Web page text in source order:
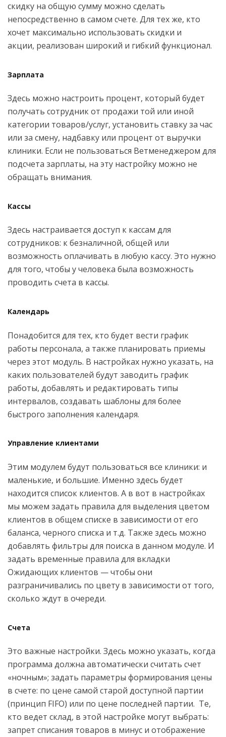
скидку на общую сумму можно сделать
непосредственно в самом счете. Для тех же, кто
хочет максимально использовать скидки и
акции, реализован широкий и гибкий функционал.
Зарплата
Здесь можно настроить процент, который будет
получать сотрудник от продажи той или иной
категории товаров/услуг, установить ставку за час
или за смену, надбавку или процент от выручки
клиники. Если не пользоваться Ветменеджером для
подсчета зарплаты, на эту настройку можно не
обращать внимания.
Кассы
Здесь настраивается доступ к кассам для
сотрудников: к безналичной, общей или
возможность оплачивать в любую кассу. Это нужно
для того, чтобы у человека была возможность
проводить счета в кассы.
Календарь
Понадобится для тех, кто будет вести график
работы персонала, а также планировать приемы
через этот модуль. В настройках нужно указать, на
каких пользователей будут заводить график
работы, добавлять и редактировать типы
интервалов, создавать шаблоны для более
быстрого заполнения календаря.
Управление клиентами
Этим модулем будут пользоваться все клиники: и
маленькие, и большие. Именно здесь будет
находится список клиентов. А в вот в настройках
мы можем задать правила для выделения цветом
клиентов в общем списке в зависимости от его
баланса, черного списка и т.д. Также здесь можно
добавлять фильтры для поиска в данном модуле. И
задать временные правила для вкладки
Ожидающих клиентов — чтобы они
разграничивались по цвету в зависимости от того,
сколько ждут в очереди.
Счета
Это важные настройки. Здесь можно указать, когда
программа должна автоматически считать счет
«ночным»; задать параметры формирования цены
в счете: по цене самой старой доступной партии
(принцип FIFO) или по цене последней партии. Те,
кто ведет склад, в этой настройке могут выбрать:
запрет списания товаров в минус и отображение